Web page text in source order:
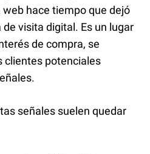
hace tiempo que dejó
visita digital. Es un lugar
de compra, se
clientes potenciales
señales suelen quedar